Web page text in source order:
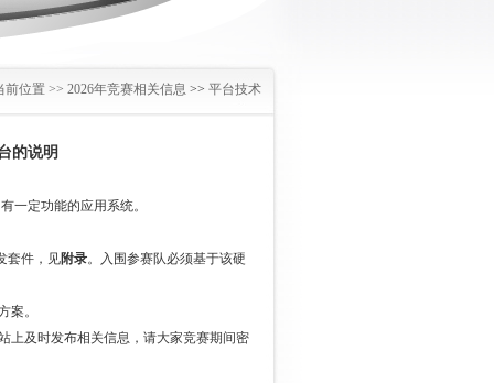
前位置 >> 2026年竞赛相关信息 >> 平台技术
的说明
定功能的应用系统。
套件，见附录。入围参赛队必须基于该硬
案。
及时发布相关信息，请大家竞赛期间密